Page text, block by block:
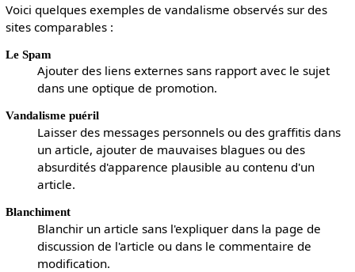
Voici quelques exemples de vandalisme observés sur des
sites comparables :
Le Spam
Ajouter des liens externes sans rapport avec le sujet
dans une optique de promotion.
Vandalisme puéril
Laisser des messages personnels ou des graffitis dans
un article, ajouter de mauvaises blagues ou des
absurdités d'apparence plausible au contenu d'un
article.
Blanchiment
Blanchir un article sans l'expliquer dans la page de
discussion de l'article ou dans le commentaire de
modification.